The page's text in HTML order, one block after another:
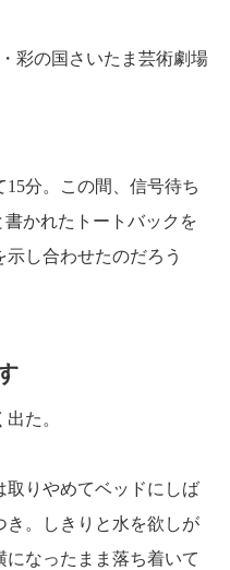
彩の国さいたま芸術劇場
分。この間、信号待ち
書かれたトートバックを
し合わせたのだろう
た。
取りやめてベッドにしば
き。しきりと水を欲しが
になったまま落ち着いて